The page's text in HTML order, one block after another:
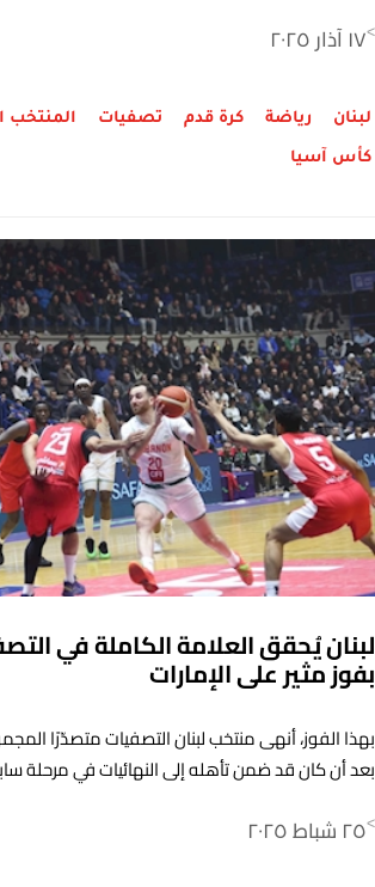
>١٧ آذار ٢٠٢٥
لبنان رياضة كرة قدم تصفيات المنتخب
كأس آسيا
لبنان يُحقق العلامة الكاملة في
بفوز مثير على الإمارات
بهذا الفوز، أنهى منتخب لبنان التصفيات متصدّرًا
بعد أن كان قد ضمن تأهله إلى النهائيات في مرحلة
>٢٥ شباط ٢٠٢٥